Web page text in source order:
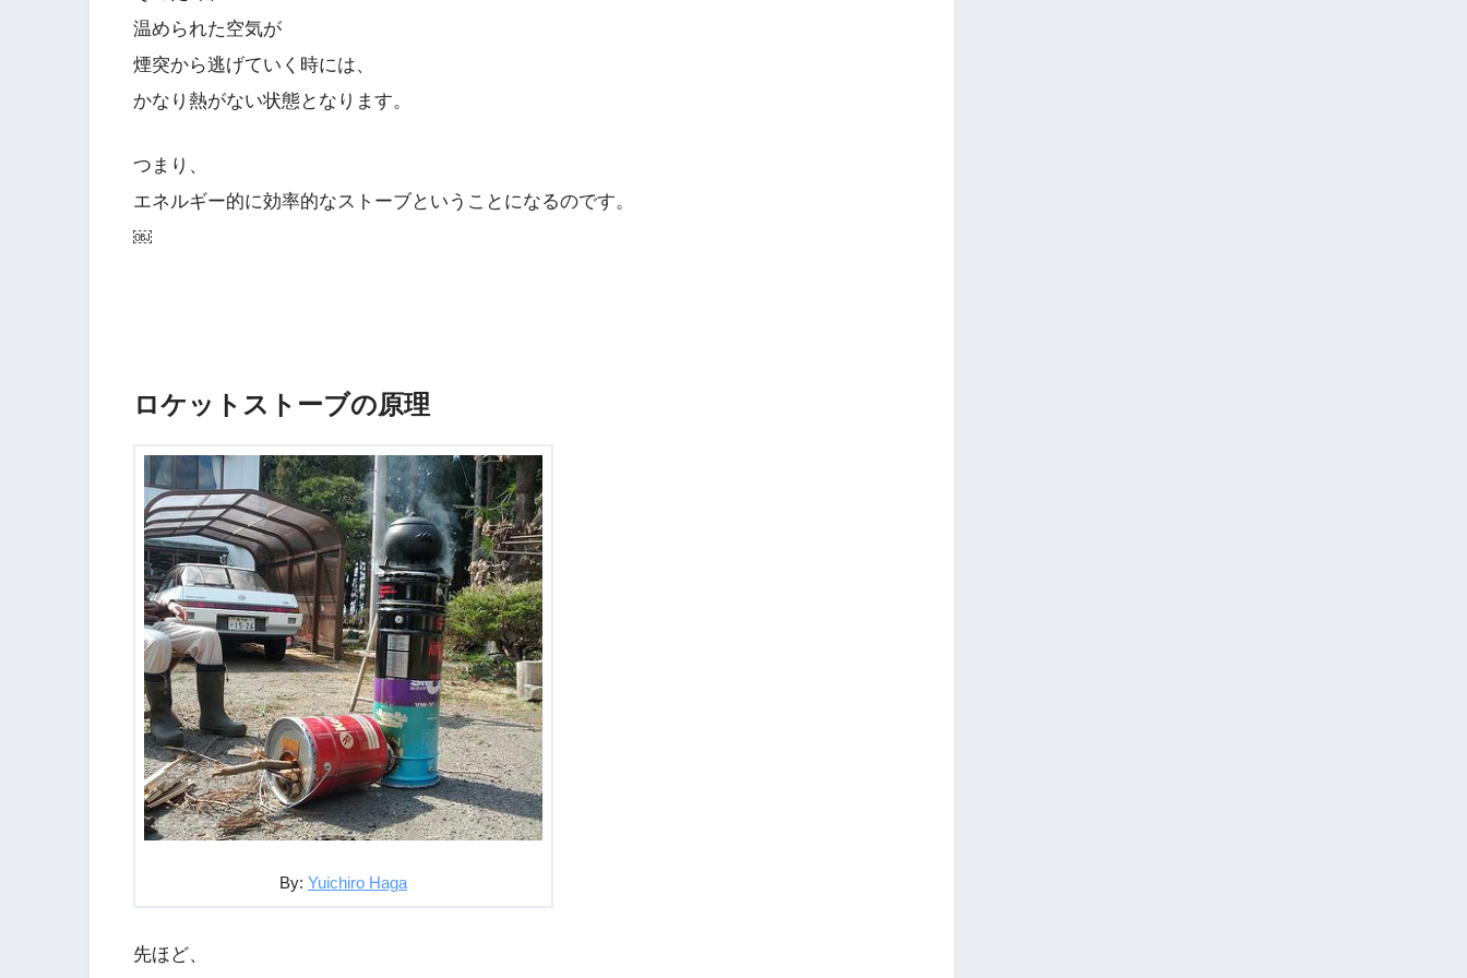
温められた空気が
煙突から逃げていく時には、
かなり熱がない状態となります。
つまり、
エネルギー的に効率的なストーブということになるのです。
￼
ロケットストーブの原理
By: Yuichiro Haga
先ほど、